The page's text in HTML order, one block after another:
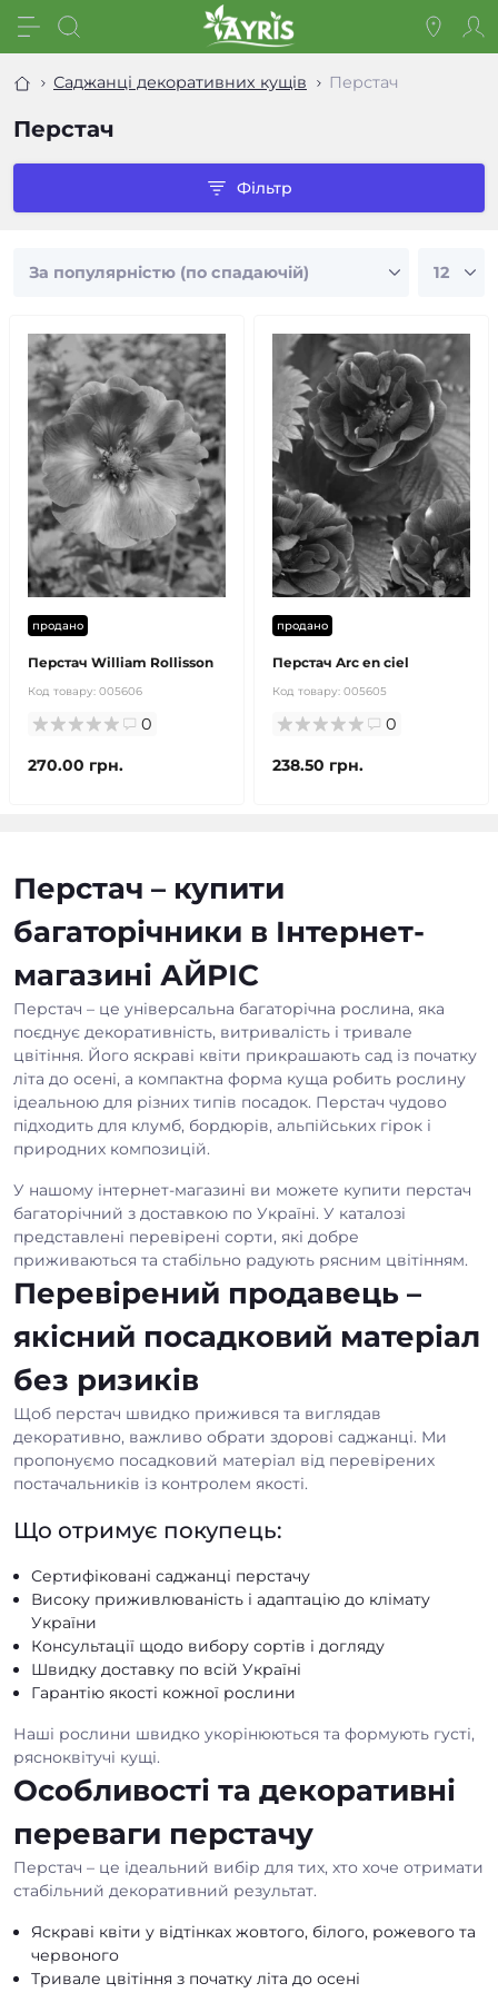
Саджанці декоративних кущів Перстач
Перстач
Фільтр
продано
Перстач William Rollisson
Код товару: 005606
0
270.00 грн.
продано
Перстач Arc en ciel
Код товару: 005605
0
238.50 грн.
Перстач – купити
багаторічники в Інтернет-
магазині АЙРІС
Перстач – це універсальна багаторічна рослина, яка
поєднує декоративність, витривалість і тривале
цвітіння. Його яскраві квіти прикрашають сад із початку
літа до осені, а компактна форма куща робить рослину
ідеальною для різних типів посадок. Перстач чудово
підходить для клумб, бордюрів, альпійських гірок і
природних композицій.
У нашому інтернет-магазині ви можете купити перстач
багаторічний з доставкою по Україні. У каталозі
представлені перевірені сорти, які добре
приживаються та стабільно радують рясним цвітінням.
Перевірений продавець –
якісний посадковий матеріал
без ризиків
Щоб перстач швидко прижився та виглядав
декоративно, важливо обрати здорові саджанці. Ми
пропонуємо посадковий матеріал від перевірених
постачальників із контролем якості.
Що отримує покупець:
Сертифіковані саджанці перстачу
Високу приживлюваність і адаптацію до клімату
України
Консультації щодо вибору сортів і догляду
Швидку доставку по всій Україні
Гарантію якості кожної рослини
Наші рослини швидко укорінюються та формують густі,
рясноквітучі кущі.
Особливості та декоративні
переваги перстачу
Перстач – це ідеальний вибір для тих, хто хоче отримати
стабільний декоративний результат.
Яскраві квіти у відтінках жовтого, білого, рожевого та
червоного
Тривале цвітіння з початку літа до осені